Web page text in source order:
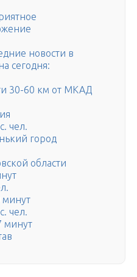
новости в
сегодня:
30-60 км от МКАД
чел.
город
области
чел.
минут